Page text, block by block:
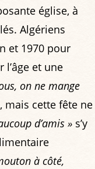
église, à
Algériens
et 1970 pour
l’âge et une
on ne mange
mais cette fête ne
d’amis » s’y
à côté,